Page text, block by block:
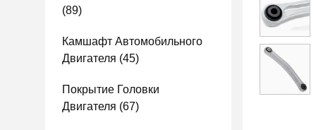
(89)
Камшафт Автомобильного
Двигателя (45)
Покрытие Головки
Двигателя (67)